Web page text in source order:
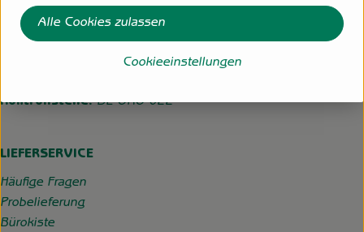
Hauptmoorweg 3
27798 Hude
Kontrollstelle:DE-ÖKO-022
LIEFERSERVICE
Häufige Fragen
Probelieferung
Bürokiste
Cookieeinstellungen
Alle Cookies zulassen